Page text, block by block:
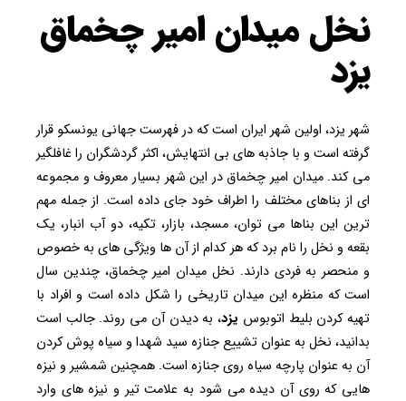
نخل میدان امیر چخماق
یزد
شهر یزد، اولین شهر ایران است که در فهرست جهانی یونسکو قرار
گرفته است و با جاذبه های بی انتهایش، اکثر گردشگران را غافلگیر
می کند. میدان امیر چخماق در این شهر بسیار معروف و مجموعه
ای از بناهای مختلف را اطراف خود جای داده است. از جمله مهم
ترین این بناها می توان، مسجد، بازار، تکیه، دو آب انبار، یک
بقعه و نخل را نام برد که هر کدام از آن ها ویژگی های به خصوص
و منحصر به فردی دارند. نخل میدان امیر چخماق، چندین سال
است که منظره این میدان تاریخی را شکل داده است و افراد با
تهیه کردن بلیط اتوبوس یزد، به دیدن آن می روند. جالب است
بدانید، نخل به عنوان تشییع جنازه سید شهدا و سیاه پوش کردن
آن به عنوان پارچه سیاه روی جنازه است. همچنین شمشیر و نیزه
هایی که روی آن دیده می شود به علامت تیر و نیزه های وارد